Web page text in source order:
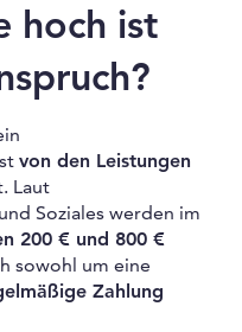
hoch ist
von den Leistungen
Laut
Soziales werden im
200 € und 800 €
sowohl um eine
Zahlung